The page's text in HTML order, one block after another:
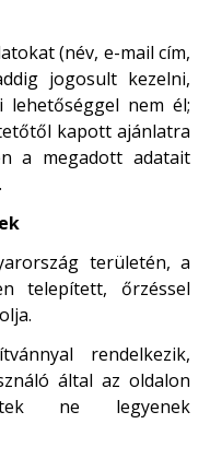
(név, e-mail cím,
jogosult kezelni,
lehetőséggel nem él;
kapott ajánlatra
a megadott adatait
területén, a
telepített, őrzéssel
rendelkezik,
által az oldalon
ne legyenek